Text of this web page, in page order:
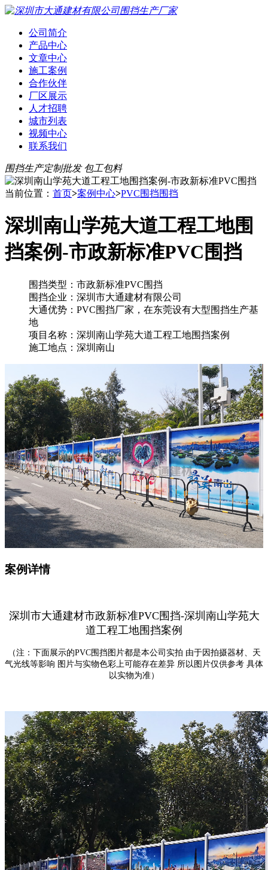
公司简介
产品中心
文章中心
施工案例
合作伙伴
厂区展示
人才招聘
城市列表
视频中心
联系我们
围挡生产定制批发 包工包料
当前位置： 首页>案例中心>PVC围挡围挡
深圳南山学苑大道工程工地围
挡案例-市政新标准PVC围挡
围挡类型：市政新标准PVC围挡
围挡企业：深圳市大通建材有限公司
大通优势：PVC围挡厂家，在东莞设有大型围挡生产基
地
项目名称：深圳南山学苑大道工程工地围挡案例
施工地点：深圳南山
案例详情
深圳市大通建材市政新标准PVC围挡-深圳南山学苑大
道工程工地围挡案例
（注：下面展示的PVC围挡图片都是本公司实拍 由于因拍摄器材、天
气光线等影响 图片与实物色彩上可能存在差异 所以图片仅供参考 具体
以实物为准）